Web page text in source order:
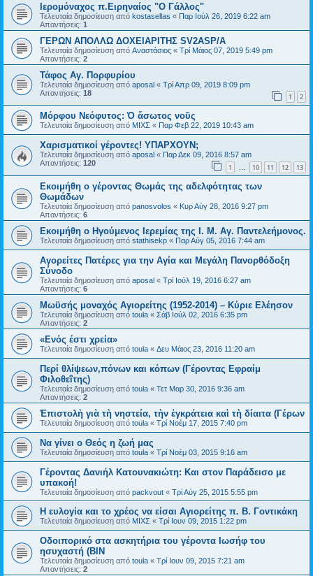
Ιερομόναχος π.Ειρηναίος "Ο Γάλλος"
Τελευταία δημοσίευση από kostasellas « Παρ Ιούλ 26, 2019 6:22 am
Απαντήσεις: 1
ΓΕΡΩΝ ΑΠΟΛΛΩ ΔΟΧΕΙΑΡΙΤΗΣ SV2ASP/A
Τελευταία δημοσίευση από Αναστάσιος « Τρί Μάιος 07, 2019 5:49 pm
Απαντήσεις: 2
Τάφος Αγ. Πορφυρίου
Τελευταία δημοσίευση από aposal « Τρί Απρ 09, 2019 8:09 pm
Απαντήσεις: 18 1 2
Μόρφου Νεόφυτος: Ὁ ἄσωτος νοῦς
Τελευταία δημοσίευση από ΜΙΧΣ « Παρ Φεβ 22, 2019 10:43 am
Χαρισματικοί γέροντες! ΥΠΑΡΧΟΥΝ;
Τελευταία δημοσίευση από aposal « Παρ Δεκ 09, 2016 8:57 am
Απαντήσεις: 120 1 … 10 11 12 13
Εκοιμήθη ο γέροντας Θωμάς της αδελφότητας των
Θωμάδων
Τελευταία δημοσίευση από panosvolos « Κυρ Αύγ 28, 2016 9:27 pm
Απαντήσεις: 6
Εκοιμήθη ο Ηγούμενος Ιερεμίας της Ι. Μ. Αγ. Παντελεήμονος.
Τελευταία δημοσίευση από stathisekp « Παρ Αύγ 05, 2016 7:44 am
Αγορείτες Πατέρες για την Αγία και Μεγάλη Πανορθόδοξη
Σύνοδο
Τελευταία δημοσίευση από aposal « Τρί Ιούλ 19, 2016 6:27 am
Απαντήσεις: 6
Μωϋσής μοναχός Αγιορείτης (1952-2014) – Κύριε Ελέησον
Τελευταία δημοσίευση από toula « Σάβ Ιούλ 02, 2016 6:35 pm
Απαντήσεις: 2
«Ενός έστι χρεία»
Τελευταία δημοσίευση από toula « Δευ Μάιος 23, 2016 11:20 am
Περί θλίψεων,πόνων και κόπων (Γέροντας Εφραίμ
Φιλοθεΐτης)
Τελευταία δημοσίευση από toula « Τετ Μαρ 30, 2016 9:36 am
Απαντήσεις: 2
Ἐπιστολὴ γιὰ τὴ νηστεία, τὴν ἐγκράτεια καὶ τὴ δίαιτα (Γέρων
Τελευταία δημοσίευση από toula « Τρί Νοέμ 17, 2015 7:40 pm
Να γίνει ο Θεός η ζωή μας
Τελευταία δημοσίευση από toula « Τρί Νοέμ 03, 2015 9:16 am
Γέροντας Δανιήλ Κατουνακιώτη: Και στον Παράδεισο με
υπακοή!
Τελευταία δημοσίευση από packvout « Τρί Αύγ 25, 2015 5:55 pm
Η ευλογία και το χρέος να είσαι Αγιορείτης π. Β. Γοντικάκη
Τελευταία δημοσίευση από ΜΙΧΣ « Τρί Ιουν 09, 2015 1:22 pm
Οδοιπορικό στα ασκητήρια του γέροντα Ιωσήφ του
ησυχαστή (BIN
Τελευταία δημοσίευση από toula « Τρί Ιουν 09, 2015 7:21 am
Απαντήσεις: 2